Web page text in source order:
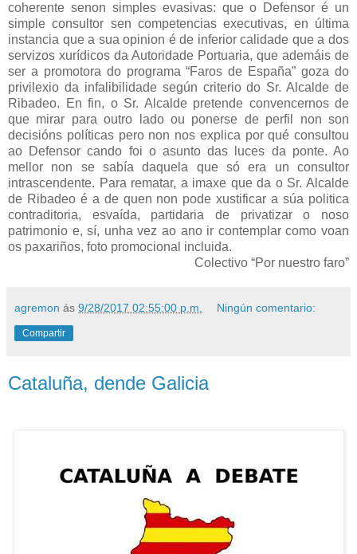
coherente senon simples evasivas: que o Defensor é un
simple consultor sen competencias executivas, en última
instancia que a sua opinion é de inferior calidade que a dos
servizos xurídicos da Autoridade Portuaria, que ademáis de
ser a promotora do programa “Faros de España” goza do
privilexio da infalibilidade según criterio do Sr. Alcalde de
Ribadeo. En fin, o Sr. Alcalde pretende convencernos de
que mirar para outro lado ou ponerse de perfil non son
decisións políticas pero non nos explica por qué consultou
ao Defensor cando foi o asunto das luces da ponte. Ao
mellor non se sabía daquela que só era un consultor
intrascendente. Para rematar, a imaxe que da o Sr. Alcalde
de Ribadeo é a de quen non pode xustificar a súa politica
contraditoria, esvaída, partidaria de privatizar o noso
patrimonio e, sí, unha vez ao ano ir contemplar como voan
os paxariños, foto promocional incluida.
Colectivo “Por nuestro faro”
agremon ás 9/28/2017 02:55:00 p.m. Ningún comentario:
Compartir
Cataluña, dende Galicia